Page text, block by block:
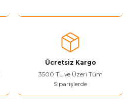
Ücretsiz Kargo
3500 TL ve Üzeri Tüm
Siparişlerde